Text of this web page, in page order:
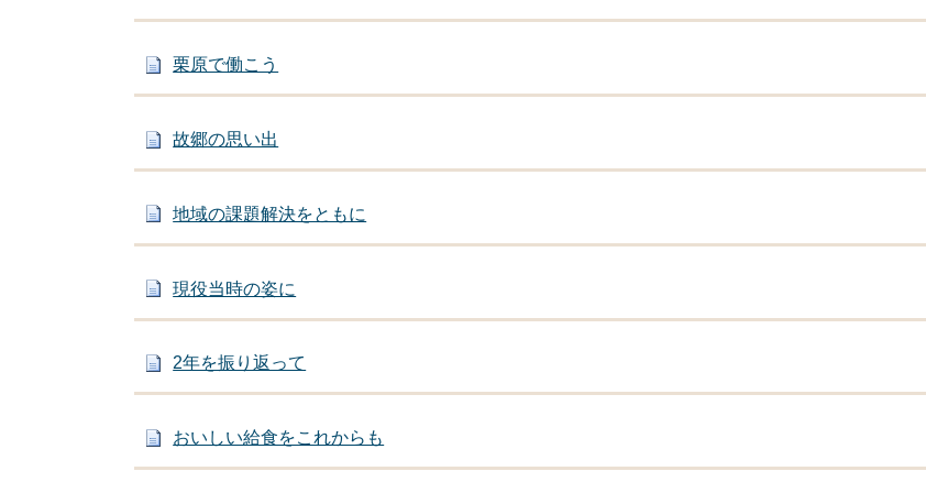
栗原で働こう
故郷の思い出
地域の課題解決をともに
現役当時の姿に
2年を振り返って
おいしい給食をこれからも